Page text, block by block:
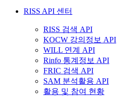
RISS API 센터
RISS 검색 API
KOCW 강의정보 API
WILL 연계 API
Rinfo 통계정보 API
FRIC 검색 API
SAM 분석활용 API
활용 및 참여 현황